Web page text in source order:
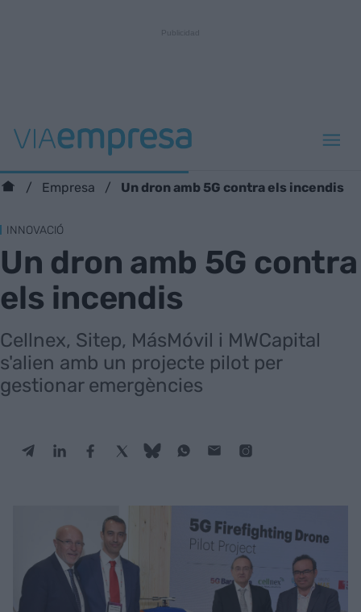
Empresa Un dron amb 5G contra els incendis
INNOVACIÓ
Un dron amb 5G contra
els incendis
Cellnex, Sitep, MásMóvil i MWCapital
s'alien amb un projecte pilot per
gestionar emergències